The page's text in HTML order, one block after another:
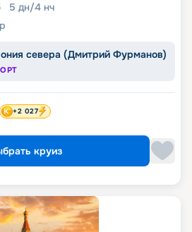
5 дн/4 нч
севера (Дмитрий Фурманов)
+2 027
круиз